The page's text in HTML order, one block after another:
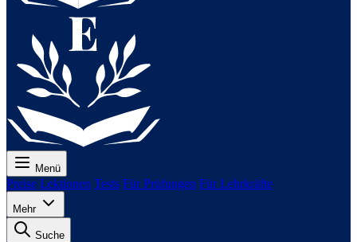
Menü
Preise Lektionen Tests Für Prüfungen Für Lehrkräfte
Mehr
Suche